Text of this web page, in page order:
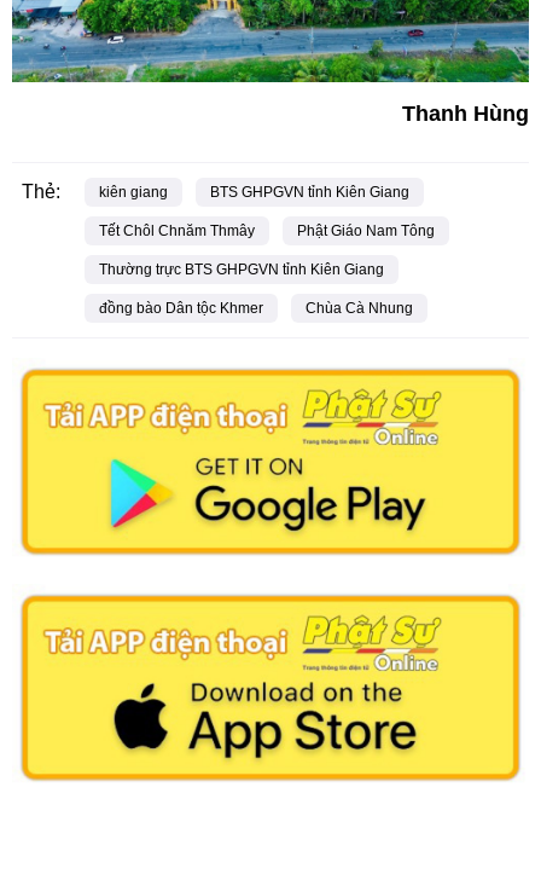
Thanh Hùng
Thẻ: kiên giang BTS GHPGVN tỉnh Kiên Giang
Tết Chôl Chnăm Thmây Phật Giáo Nam Tông
Thường trực BTS GHPGVN tỉnh Kiên Giang
đồng bào Dân tộc Khmer Chùa Cà Nhung